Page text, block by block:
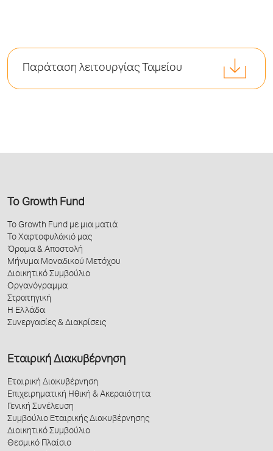
Παράταση λειτουργίας Ταμείου
Το Growth Fund
Το Growth Fund με μια ματιά
Το Χαρτοφυλάκιό μας
Όραμα & Αποστολή
Μήνυμα Μοναδικού Μετόχου
Διοικητικό Συμβούλιο
Οργανόγραμμα
Στρατηγική
Η Ελλάδα
Συνεργασίες & Διακρίσεις
Εταιρική Διακυβέρνηση
Εταιρική Διακυβέρνηση
Επιχειρηματική Ηθική & Ακεραιότητα
Γενική Συνέλευση
Συμβούλιο Εταιρικής Διακυβέρνησης
Διοικητικό Συμβούλιο
Θεσμικό Πλαίσιο